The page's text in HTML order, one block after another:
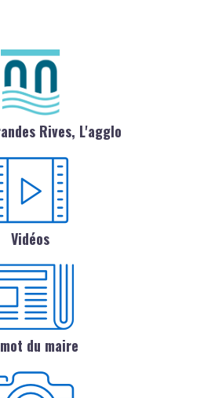
Rives, L'agglo
Vidéos
du maire